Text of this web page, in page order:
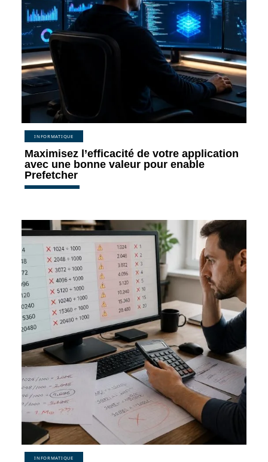
INFORMATIQUE
Maximisez l’efficacité de votre application
avec une bonne valeur pour enable
Prefetcher
INFORMATIQUE